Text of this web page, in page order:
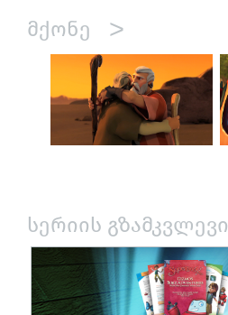
ᲛᲥᲝᲜᲔ
>
ᲡᲔᲠᲘᲘᲡ ᲒᲖᲐᲛᲙᲕᲚᲔᲕᲘ